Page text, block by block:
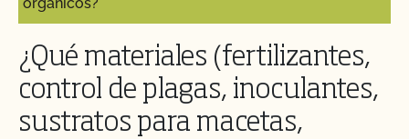
¿Tengo que comunicar todos mis insumos al
CCOF?
¿Ofrece el CCOF un programa de certificación
acelerada?
¿Qué materiales (fertilizantes,
control de plagas, inoculantes,
sustratos para macetas,